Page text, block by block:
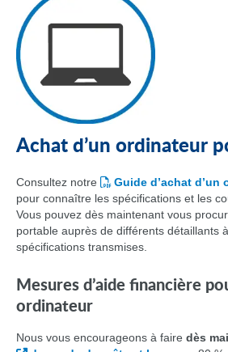
Achat d’un ordinateur
Consultez notre
Guide d’achat
pour connaître les spécifications et les
Vous pouvez dès maintenant vous
portable auprès de différents détaillants
spécifications transmises.
Mesures d’aide financière
ordinateur
Nous vous encourageons à faire dès